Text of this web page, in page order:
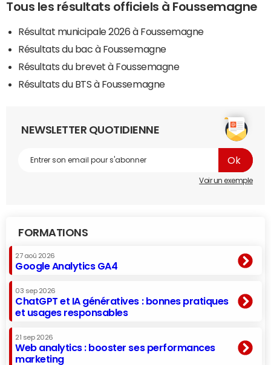
Tous les résultats officiels à Foussemagne
Résultat municipale 2026 à Foussemagne
Résultats du bac à Foussemagne
Résultats du brevet à Foussemagne
Résultats du BTS à Foussemagne
NEWSLETTER QUOTIDIENNE
Voir un exemple
FORMATIONS
27 aoû 2026
Google Analytics GA4
03 sep 2026
ChatGPT et IA génératives : bonnes pratiques
et usages responsables
21 sep 2026
Web analytics : booster ses performances
marketing